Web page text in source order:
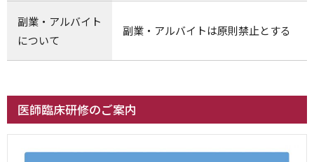
副業・アルバイト
について
副業・アルバイトは原則禁止とする
医師臨床研修のご案内